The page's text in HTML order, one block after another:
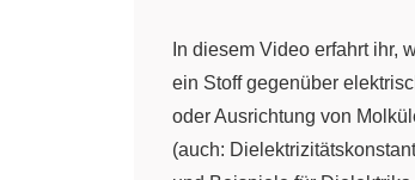
In diesem Video erfahrt ihr,
ein Stoff gegenüber
oder Ausrichtung von
(auch: